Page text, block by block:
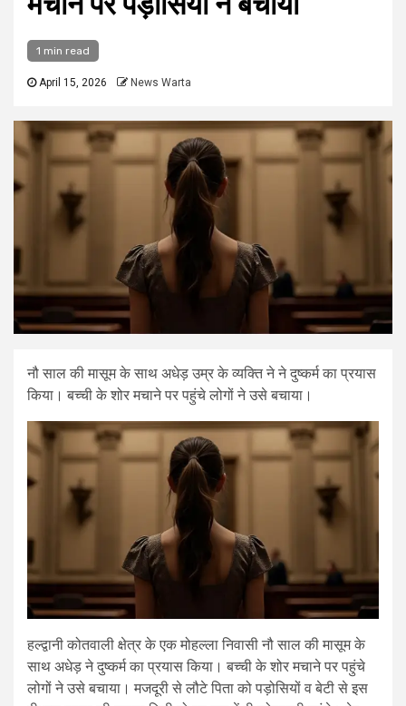
1 min read
April 15, 2026 News Warta
नौ साल की मासूम के साथ अधेड़ उम्र के व्यक्ति ने ने दुष्कर्म का प्रयास
किया। बच्ची के शोर मचाने पर पहुंचे लोगों ने उसे बचाया।
हल्द्वानी कोतवाली क्षेत्र के एक मोहल्ला निवासी नौ साल की मासूम के
साथ अधेड़ ने दुष्कर्म का प्रयास किया। बच्ची के शोर मचाने पर पहुंचे
लोगों ने उसे बचाया। मजदूरी से लौटे पिता को पड़ोसियों व बेटी से इस